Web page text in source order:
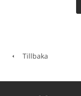
Tillbaka